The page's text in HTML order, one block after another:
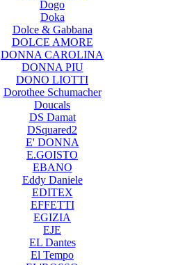
Dogo
Doka
Dolce & Gabbana
DOLCE AMORE
DONNA CAROLINA
DONNA PIU
DONO LIOTTI
Dorothee Schumacher
Doucals
DS Damat
DSquared2
E' DONNA
E.GOISTO
EBANO
Eddy Daniele
EDITEX
EFFETTI
EGIZIA
EJE
EL Dantes
El Tempo